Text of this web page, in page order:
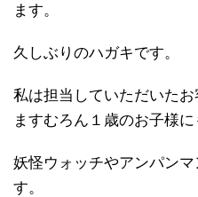
ます。
久しぶりのハガキです。
私は担当していただいた
ますむろん１歳のお子様
妖怪ウォッチやアンパン
す。